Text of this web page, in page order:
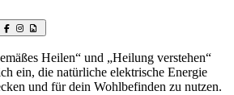
Heilen“ und „Heilung verstehen“
ein, die natürliche elektrische Energie
und für dein Wohlbefinden zu nutzen.